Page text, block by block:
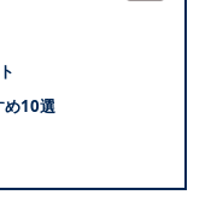
め10選